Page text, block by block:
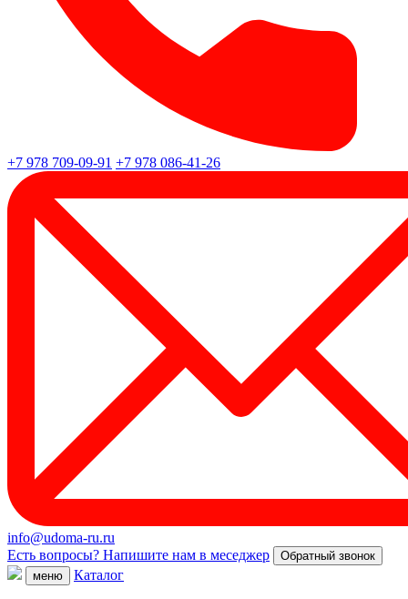
+7 978 709-09-91 +7 978 086-41-26
info@udoma-ru.ru
Есть вопросы? Напишите нам в меседжер
Обратный звонок
меню
Каталог